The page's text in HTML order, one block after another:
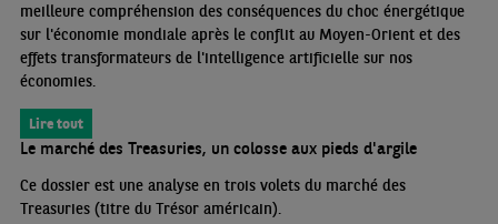
meilleure compréhension des conséquences du choc énergétique
sur l'économie mondiale après le conflit au Moyen-Orient et des
effets transformateurs de l'intelligence artificielle sur nos
économies.
Lire tout
Le marché des Treasuries, un colosse aux pieds d'argile
Ce dossier est une analyse en trois volets du marché des
Treasuries (titre du Trésor américain).